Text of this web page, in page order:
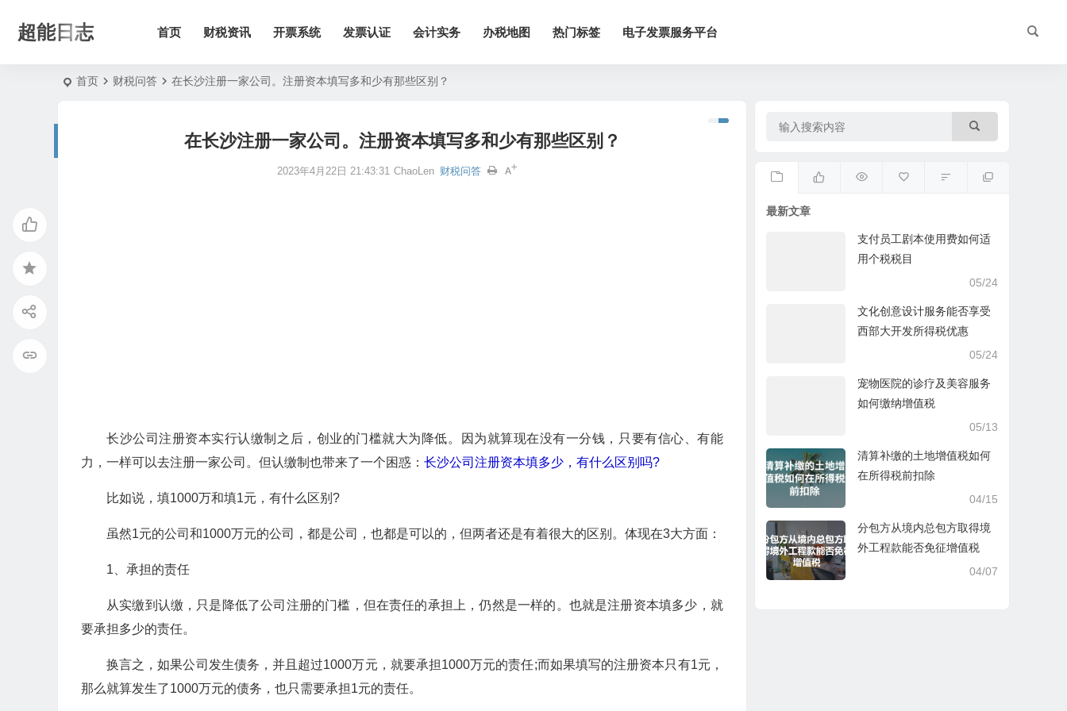
超能日志 首页 财税资讯 开票系统 发票认证 会计实务 办税地图 热门标签 电子发票服务平台
首页 财税问答 在长沙注册一家公司。注册资本填写多和少有那些区别？
在长沙注册一家公司。注册资本填写多和少有那些区别？
2023年4月22日 21:43:31 ChaoLen 财税问答
长沙公司注册资本实行认缴制之后，创业的门槛就大为降低。因为就算现在没有一分钱，只要有信心、有能
力，一样可以去注册一家公司。但认缴制也带来了一个困惑： 长沙公司注册资本填多少，有什么区别吗?
比如说，填1000万和填1元，有什么区别?
虽然1元的公司和1000万元的公司，都是公司，也都是可以的，但两者还是有着很大的区别。体现在3大方面：
1、承担的责任
从实缴到认缴，只是降低了公司注册的门槛，但在责任的承担上，仍然是一样的。也就是注册资本填多少，就
要承担多少的责任。
换言之，如果公司发生债务，并且超过1000万元，就要承担1000万元的责任;而如果填写的注册资本只有1元，
那么就算发生了1000万元的债务，也只需要承担1元的责任。
最新文章
支付员工剧本使用费如何适
用个税税目
05/24
文化创意设计服务能否享受
西部大开发所得税优惠
05/24
宠物医院的诊疗及美容服务
如何缴纳增值税
05/13
清算补缴的土地增值税如何
在所得税前扣除
04/15
分包方从境内总包方取得境
外工程款能否免征增值税
04/07